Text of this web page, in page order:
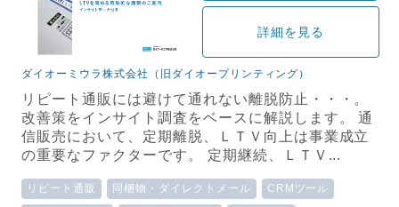
詳細を見る
ダイオーミウラ株式会社（旧ダイオープリンティング）
リピート通販には避けて通れない離脱防止・・・。
改善策をインサイト調査をベースに解説します。 通
信販売において、定期離脱、ＬＴＶ向上は事業成立
の重要なファクターです。 定期継続、ＬＴＶ...
リピート通販 同梱物・ダイレクトメール CRMツール